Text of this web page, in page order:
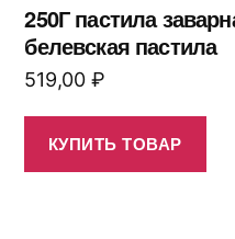
250Г пастила
белевская пастила
519,00 ₽
КУПИТЬ ТОВАР